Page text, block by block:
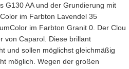
G130 AA und der Grundierung mit
im Farbton Lavendel 35
im Farbton Granit 0. Der Clou
von Caparol. Diese brillant
und sollen möglichst gleichmäßig
möglich. Wegen der großen